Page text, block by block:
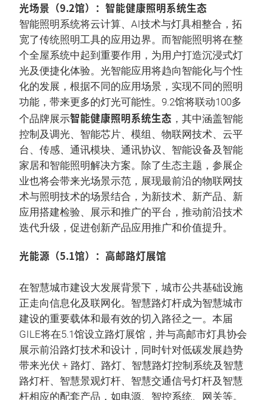
光场景（9.2馆）：智能健康照明系统生态
智能照明系统将云计算、AI技术与灯具相整合，拓
宽了传统照明工具的应用边界。而智能照明将在整
个全屋系统中起到重要作用，为用户打造沉浸式灯
光及便捷化体验。光智能应用将趋向智能化与个性
化的发展，根据不同的应用场景，实现不同的照明
功能，带来更多的灯光可能性。9.2馆将联动100多
个品牌展示智能健康照明系统生态 ，其中涵盖智能
控制及调光、智能芯片、模组、物联网技术、云平
台、传感、通讯模块、通讯协议、智能设备及智能
家居和智能照明解决方案。除了生态主题，参展企
业也将会带来光场景示范，展现最前沿的物联网技
术与照明技术的场景结合，为新技术、新产品、新
应用搭建检验、展示和推广的平台，推动前沿技术
迭代升级，促进创新产品应用推广和价值提升。
光能源（5.1馆）：高邮路灯展馆
在智慧城市建设大发展背景下，城市公共基础设施
正走向信息化及联网化。智慧路灯杆成为智慧城市
建设的重要载体和最有效的切入路径之一。本届
GILE将在5.1馆设立路灯展馆，并与高邮市灯具协会
展示前沿路灯技术和设计，同时针对低碳发展趋势
带来光伏 + 路灯、路灯、智慧路灯控制系统及智慧
路灯杆、智慧景观灯杆、智慧交通信号灯杆及智慧
杆相应的配套产品，如电源、智控系统、网关等。